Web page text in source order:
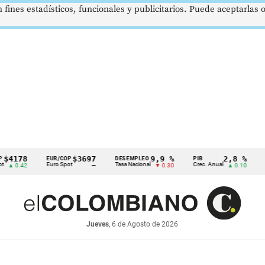
EUR/COP
Euro Spot
$3697
—
DESEMPLEO
Tasa Nacional
9,9 %
▼ 0.30
PIB
Crec. Anual
2,8 %
▲ 0.10
TRM
Tasa
Jueves, 6 de Agosto de 2026
estadísticos, funcionales y publicitarios. Puede aceptarlas